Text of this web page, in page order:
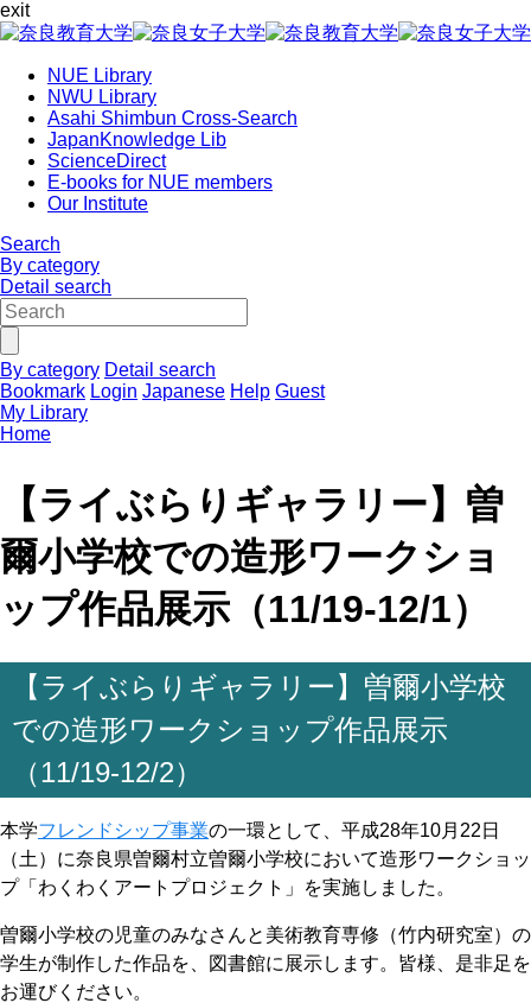
exit
NUE Library
NWU Library
Asahi Shimbun Cross-Search
JapanKnowledge Lib
ScienceDirect
E-books for NUE members
Our Institute
Search
By category
Detail search
By category Detail search
Bookmark Login Japanese Help Guest
My Library
Home
【ライぶらりギャラリー】曽
爾小学校での造形ワークショ
ップ作品展示（11/19-12/1）
【ライぶらりギャラリー】曽爾小学校
での造形ワークショップ作品展示
（11/19-12/2）
本学フレンドシップ事業の一環として、平成28年10月22日
（土）に奈良県曽爾村立曽爾小学校において造形ワークショッ
プ「わくわくアートプロジェクト」を実施しました。
曽爾小学校の児童のみなさんと美術教育専修（竹内研究室）の
学生が制作した作品を、図書館に展示します。皆様、是非足を
お運びください。